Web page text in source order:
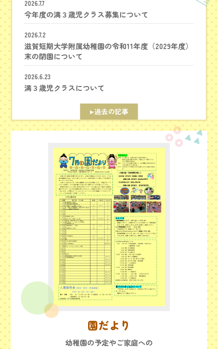
2026.7.7
今年度の満３歳児クラス募集について
2026.7.2
滋賀短期大学附属幼稚園の令和11年度（2029年度）
末の閉園について
2026.6.23
満３歳児クラスについて
過去の記事
園だより
幼稚園の予定やご家庭への